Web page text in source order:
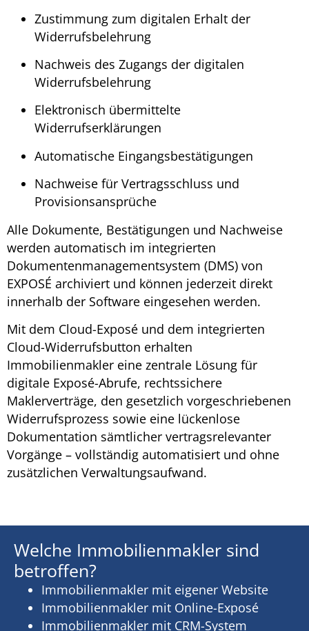
Zustimmung zum digitalen Erhalt der
Widerrufsbelehrung
Nachweis des Zugangs der digitalen
Widerrufsbelehrung
Elektronisch übermittelte
Widerrufserklärungen
Automatische Eingangsbestätigungen
Nachweise für Vertragsschluss und
Provisionsansprüche
Alle Dokumente, Bestätigungen und Nachweise
werden automatisch im integrierten
Dokumentenmanagementsystem (DMS) von
EXPOSÉ archiviert und können jederzeit direkt
innerhalb der Software eingesehen werden.
Mit dem Cloud-Exposé und dem integrierten
Cloud-Widerrufsbutton erhalten
Immobilienmakler eine zentrale Lösung für
digitale Exposé-Abrufe, rechtssichere
Maklerverträge, den gesetzlich vorgeschriebenen
Widerrufsprozess sowie eine lückenlose
Dokumentation sämtlicher vertragsrelevanter
Vorgänge – vollständig automatisiert und ohne
zusätzlichen Verwaltungsaufwand.
Welche Immobilienmakler sind
betroffen?
Immobilienmakler mit eigener Website
Immobilienmakler mit Online-Exposé
Immobilienmakler mit CRM-System